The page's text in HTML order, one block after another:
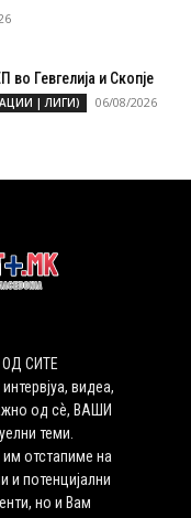
во Гевгелија и Скопје
| ЛИГИ) 06/08/2026
ОД СИТЕ
видеа,
од сѐ, ВАШИ
теми.
отстапиме на
и потенцијални
но и Вам